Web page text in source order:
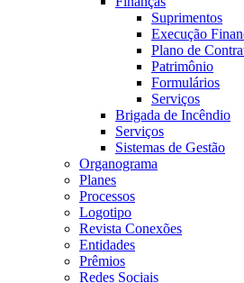
Suprimentos
Execução
Plano de
Patrimônio
Formulários
Serviços
Brigada de Incêndio
Serviços
Sistemas de Gestão
Organograma
Planes
Processos
Logotipo
Revista Conexões
Entidades
Prêmios
Redes Sociais